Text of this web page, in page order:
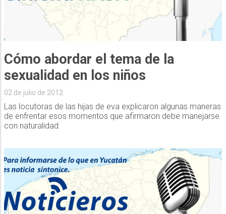
Cómo abordar el tema de la
sexualidad en los niños
02 de julio de 2012
Las locutoras de las hijas de eva explicaron algunas maneras
de enfrentar esos momentos que afirmaron debe manejarse
con naturalidad.